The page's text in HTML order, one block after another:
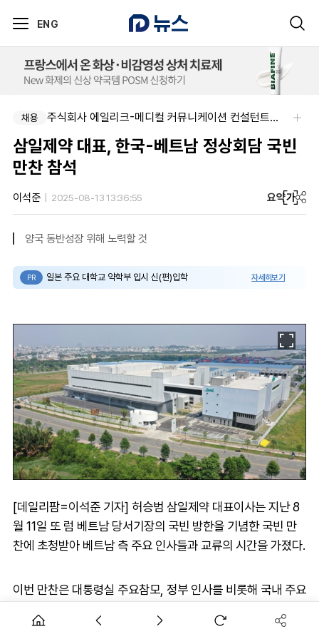
ENG
채용 주식회사 에일리크-메디컬 커뮤니케이션 컨설턴트(Associate) / 메디컬라이터 채용
삼일제약 대표, 한국-베트남 정상회담 국빈
만찬 참석
이석준 2025-08-13 13:36:55 요약가
양국 동반성장 위해 노력할 것
PR 일본 주요 대학교 약학부 입시 신(편)입학 자세히보기
[데일리팜=이석준 기자] 허승범 삼일제약 대표이사는 지난 8
월 11일 또 럼 베트남 당서기장의 국빈 방한을 기념한 국빈 만
찬에 초청받아 베트남 측 주요 인사들과 교류의 시간을 가졌다.
이번 만찬은 대통령실 주요참모, 정부 인사를 비롯해 국내 주요